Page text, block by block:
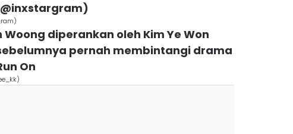
Woong diperankan oleh Kim Ye Won
pernah membintangi drama
On